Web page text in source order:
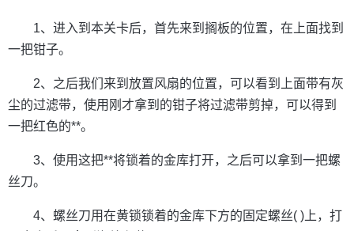
1、进入到本关卡后，首先来到搁板的位置，在上面找到
一把钳子。
2、之后我们来到放置风扇的位置，可以看到上面带有灰
尘的过滤带，使用刚才拿到的钳子将过滤带剪掉，可以得到
一把红色的**。
3、使用这把**将锁着的金库打开，之后可以拿到一把螺
丝刀。
4、螺丝刀用在黄锁锁着的金库下方的固定螺丝( )上，打